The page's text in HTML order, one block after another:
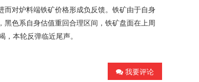
对炉料端铁矿价格形成负反馈。铁矿由于自身
色系自身估值重回合理区间，铁矿盘面在上周
本轮反弹临近尾声。
我要评论